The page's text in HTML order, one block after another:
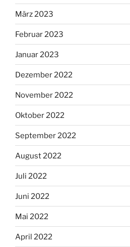
März 2023
Februar 2023
Januar 2023
Dezember 2022
November 2022
Oktober 2022
September 2022
August 2022
Juli 2022
Juni 2022
Mai 2022
April 2022